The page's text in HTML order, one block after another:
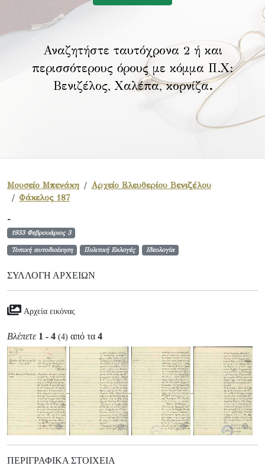
Αναζητήστε ταυτόχρονα 2 ή και
περισσότερους όρους με κόμμα Π.Χ:
Βενιζέλος, Χαλέπα, κορνίζα.
Μουσείο Μπενάκη
Αρχείο Ελευθερίου Βενιζέλου
Φάκελος 187
-
1933 Φεβρουάριος 3
Τοπική αυτοδιοίκηση Πολιτική Εκλογές Ιδεολογία
ΣΥΛΛΟΓΉ ΑΡΧΕΊΩΝ
Αρχεία εικόνας
Βλέπετε 1 - 4 (4) από τα 4
ΠΕΡΙΓΡΑΦΙΚΆ ΣΤΟΙΧΕΊΑ